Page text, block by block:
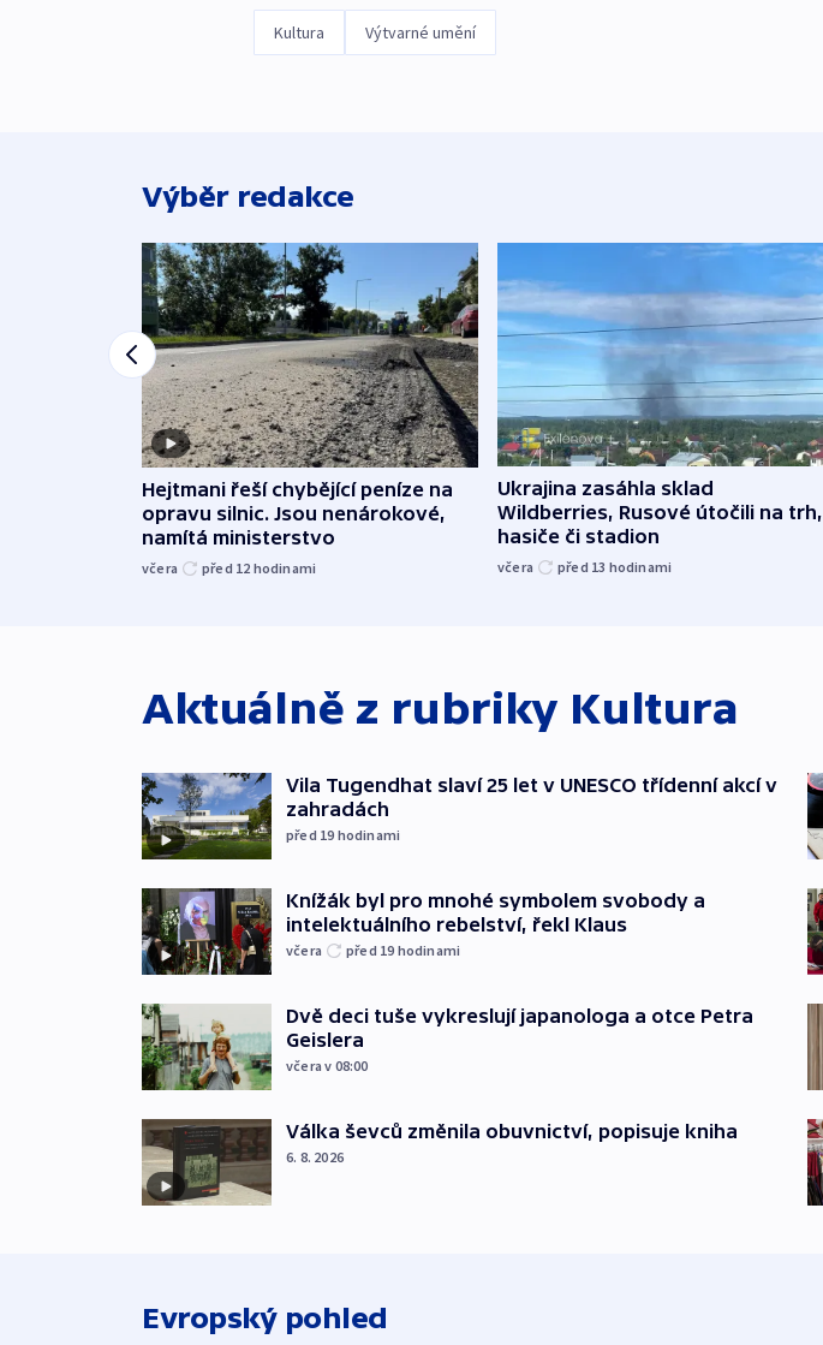
Kultura Výtvarné umění
Výběr redakce
Hejtmani řeší chybějící peníze na
opravu silnic. Jsou nenárokové,
namítá ministerstvo
včera před 12 hodinami
Ukrajina zasáhla sklad
Wildberries, Rusové útočili na trh,
hasiče či stadion
včera před 13 hodinami
Aktuálně z rubriky Kultura
Vila Tugendhat slaví 25 let v UNESCO třídenní akcí v
zahradách
před 19 hodinami
Knížák byl pro mnohé symbolem svobody a
intelektuálního rebelství, řekl Klaus
včera před 19 hodinami
Dvě deci tuše vykreslují japanologa a otce Petra
Geislera
včera v 08:00
Válka ševců změnila obuvnictví, popisuje kniha
6. 8. 2026
Evropský pohled